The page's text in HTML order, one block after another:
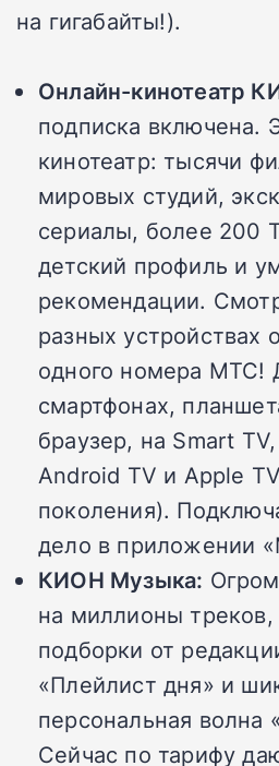
на гигабайты!).
Онлайн-кинотеатр
подписка включена.
кинотеатр: тысячи
мировых студий,
сериалы, более 200
детский профиль и
рекомендации.
разных устройствах
одного номера МТС!
смартфонах,
браузер, на Smart
Android TV и Apple
поколения).
дело в приложении
КИОН Музыка:
на миллионы
подборки от
«Плейлист дня» и
персональная волна
Сейчас по тарифу